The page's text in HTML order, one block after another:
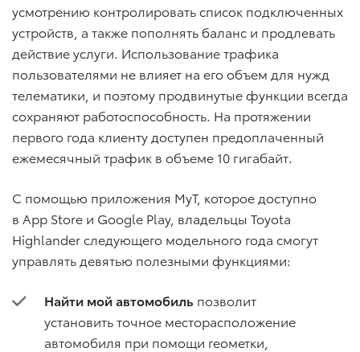
усмотрению контролировать список подключенных
устройств, а также пополнять баланс и продлевать
действие услуги. Использование трафика
пользователями не влияет на его объем для нужд
телематики, и поэтому продвинутые функции всегда
сохраняют работоспособность. На протяжении
первого года клиенту доступен предоплаченный
ежемесячный трафик в объеме 10 гигабайт.
С помощью приложения MyT, которое доступно
в App Store и Google Play, владельцы Toyota
Highlander следующего модельного года смогут
управлять девятью полезными функциями:
Найти мой автомобиль позволит
установить точное месторасположение
автомобиля при помощи геометки,